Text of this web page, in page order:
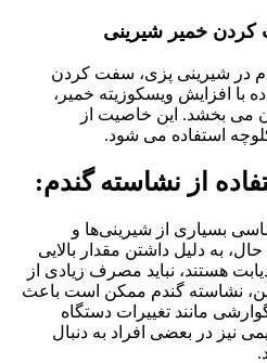
کردن خمیر شیرینی
در شیرینی پزی، سفت کردن
با افزایش ویسکوزیته خمیر،
می بخشد. این خاصیت از
استفاده می شود.
از نشاسته گندم:
بسیاری از شیرینی‌ها و
به دلیل داشتن مقدار بالایی
هستند، نباید مصرف زیادی از
نشاسته گندم ممکن است باعث
مانند تغییرات دستگاه
در بعضی افراد به دنبال